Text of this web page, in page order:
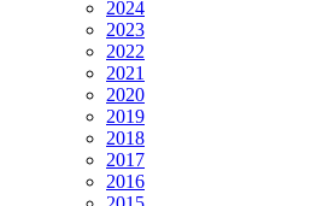
2024
2023
2022
2021
2020
2019
2018
2017
2016